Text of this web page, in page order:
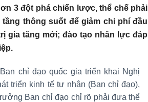
3 đột phá chiến lược, thể chế phải
thông suốt để giảm chi phí đầu
gia tăng mới; đào tạo nhân lực đáp
chỉ đạo quốc gia triển khai Nghị
triển kinh tế tư nhân (Ban chỉ đạo),
Ban chỉ đạo chỉ rõ phải đưa thể